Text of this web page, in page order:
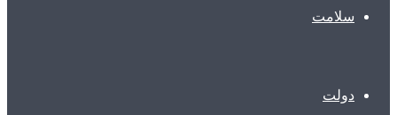
سلامت
دولت